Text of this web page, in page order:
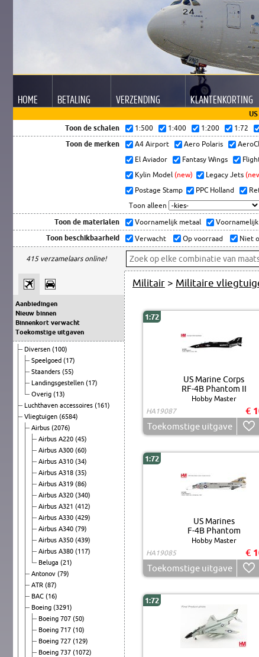
HOME BETALING VERZENDING KLANTENKORTING
Toon de schalen
1:500 1:400 1:200 1:72
Toon de merken A4 Airport Aero Polaris
El Aviador
Fantasy Wings
Kylin Model (new) Legacy Jets
Postage Stamp
PPC Holland
Toon alleen
Toon de materialen Voornamelijk metaal
Toon beschikbaarheid Verwacht Op voorraad Niet
415 verzamelaars online!
Aanbiedingen
Nieuw binnen
Binnenkort verwacht
Toekomstige uitgaven
Diversen (100)
Speelgoed (17)
Staanders (55)
Landingsgestellen (17)
Overig (13)
Luchthaven accessoires (161)
Vliegtuigen (6584)
Airbus (2076)
Airbus A220 (45)
Airbus A300 (60)
Airbus A310 (34)
Airbus A318 (35)
Airbus A319 (86)
Airbus A320 (340)
Airbus A321 (412)
Airbus A330 (429)
Airbus A340 (79)
Airbus A350 (439)
Airbus A380 (117)
Beluga (21)
Antonov (79)
ATR (87)
BAC (16)
Boeing (3291)
Boeing 707 (50)
Boeing 717 (10)
Boeing 727 (129)
Boeing 737 (1072)
Militair > Militaire
1:72
US Marine Corps
RF-4B Phantom II
Hobby Master
HA19087
€
Toekomstige uitgave
1:72
US Marines
F-4B Phantom
Hobby Master
HA19085
€
Toekomstige uitgave
1:72